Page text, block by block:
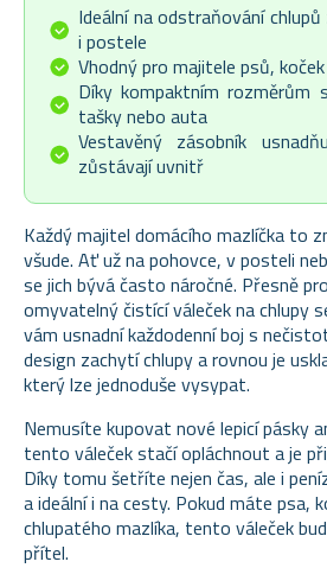
Ideální na odstraňování
i postele
Vhodný pro majitele psů,
Díky kompaktním rozměrům
tašky nebo auta
Vestavěný zásobník
zůstávají uvnitř
Každý majitel domácího mazlíčka to
všude. Ať už na pohovce, v posteli
se jich bývá často náročné. Přesně
omyvatelný čistící váleček na chlupy
vám usnadní každodenní boj s
design zachytí chlupy a rovnou je
který lze jednoduše vysypat.
Nemusíte kupovat nové lepicí pásky
tento váleček stačí opláchnout a je
Díky tomu šetříte nejen čas, ale i
a ideální i na cesty. Pokud máte psa,
chlupatého mazlíka, tento váleček
přítel.